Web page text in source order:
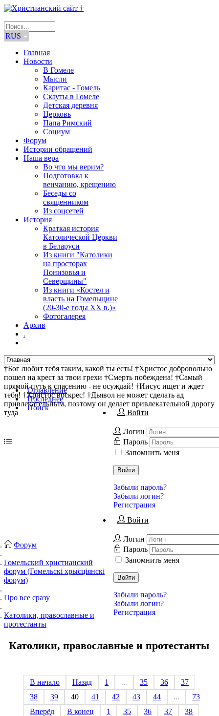
RUS
Главная
Новости
В Гомеле
Мысли
Каритас - Гомель
Скауты в Гомеле
Детская деревня
Церковь
Папа Римский
Социум
Форум
Истории обращений
Наша вера
Во что мы верим?
Подготовка к
венчанию, крещению
Беседы со
священником
Из соцсетей
История
Краткая история
Католической Церкви
в Беларуси
Из книги "Католики
на просторах
Понизовья и
Северщины"
Из книги «Костел и
власть на Гомельщине
(20-30-е годы ХХ в.)»
Фотогалерея
Архив
.
†Бог любит тебя таким, какой ты есть! †Христос добровольно
пошел на крест за твои грехи †Смерть побеждена! †Самый
прямой путь к спасению - не осуждай! †Иисус ищет и ждет
тебя! †Христос воскрес! †Дьявол не может сделать ад
привлекательным, поэтому он делает привлекательной дорогу
туда
Оглавление
Последнее
Поиск
Войти
Логин
Пароль
Запомнить меня
Войти
Забыли пароль?
Забыли логин?
Регистрация
Войти
Логин
Пароль
Запомнить меня
Войти
Забыли пароль?
Забыли логин?
Регистрация
Форум
Гомельский христианский
форум (Гомельскі хрысціянскі
форум)
Про все сразу
Католики, православные и
протестанты
Католики, православные и протестанты
В начало Назад 1 ... 35 36
37
38
39 40 41 42 43 44 ...
73
Вперёд
В конец 1 35 36 37
38